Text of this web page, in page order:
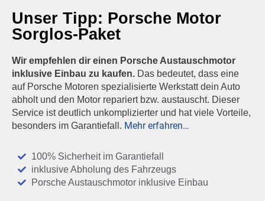
Unser Tipp: Porsche Motor
Sorglos-Paket
Wir empfehlen dir einen Porsche Austauschmotor
inklusive Einbau zu kaufen. Das bedeutet, dass eine
auf Porsche Motoren spezialisierte Werkstatt dein Auto
abholt und den Motor repariert bzw. austauscht. Dieser
Service ist deutlich unkomplizierter und hat viele Vorteile,
besonders im Garantiefall. Mehr erfahren…
100% Sicherheit im Garantiefall
inklusive Abholung des Fahrzeugs
Porsche Austauschmotor inklusive Einbau